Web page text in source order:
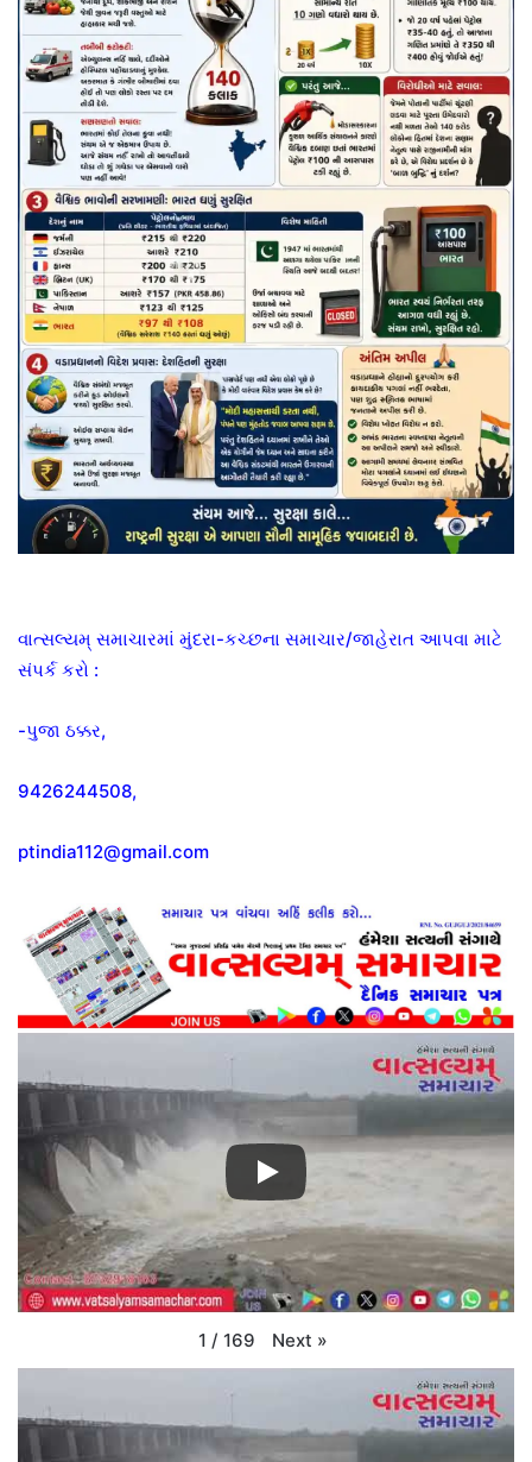
વાત્સલ્યમ્ સમાચારમાં મુંદરા-કચ્છના સમાચાર/જાહેરાત આપવા માટે
સંપર્ક કરો :
-પુજા ઠક્કર,
9426244508,
ptindia112@gmail.com
1 / 169 Next »